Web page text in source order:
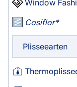
Haben Sie
044 552 07 51
Montag -
Ausgenommen:
Window
Cosiflor
Plisseearten